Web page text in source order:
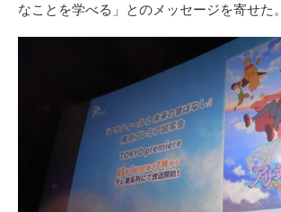
なことを学べる」とのメッセージを寄せた。